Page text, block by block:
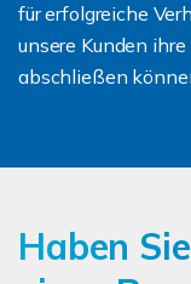
für erfolgreiche
unsere Kunden
abschließen
Haben